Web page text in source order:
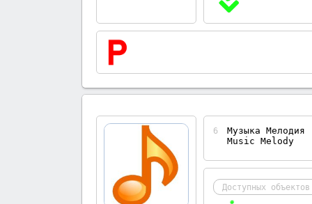
6
Музыка Мелодия
Music Melody
Доступных объектов